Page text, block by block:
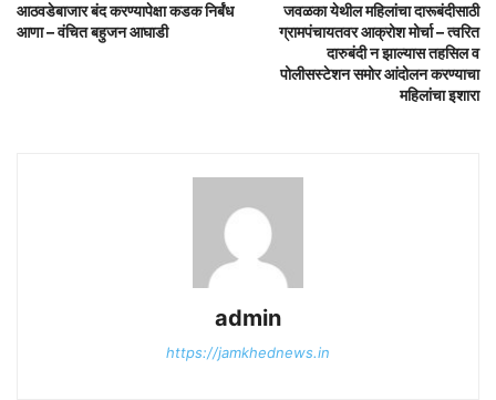
आठवडेबाजार बंद करण्यापेक्षा कडक निर्बंध
आणा – वंचित बहुजन आघाडी
जवळका येथील महिलांचा दारूबंदीसाठी
ग्रामपंचायतवर आक्रोश मोर्चा – त्वरित
दारुबंदी न झाल्यास तहसिल व
पोलीसस्टेशन समोर आंदोलन करण्याचा
महिलांचा इशारा
admin
https://jamkhednews.in